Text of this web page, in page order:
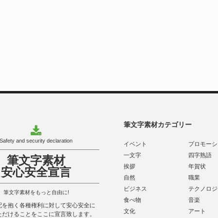
Safety and security declaration
筆文字素材
安心安全宣言
筆文字素材をもっと自由に!
を抱く各種権利に対して安心安全に
けることをここに宣言致します。
筆文字素材カテゴリー
イベント
プロモー
一文字
四字熟語
挨拶
年賀状
自然
職業
ビジネス
テクノロ
食べ物
音楽
文化
アート